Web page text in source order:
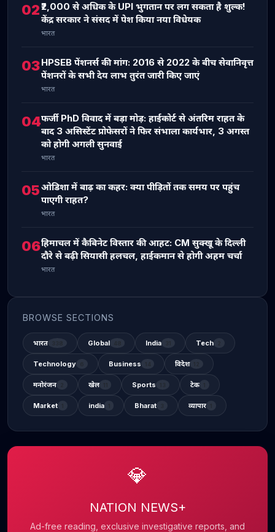
02₹2,000 से अधिक के UPI भुगतान पर लग सकता है शुल्क!
केंद्र सरकार ने संसद में पेश किया नया विधेयक
भारत
03HPSEB पेंशनर्स की मांग: 2016 से 2022 के बीच सेवानिवृत्त
पेंशनरों के सभी देय लाभ तुरंत जारी किए जाएं
भारत
04फर्जी PhD विवाद में बड़ा मोड़: हाईकोर्ट से अंतरिम राहत के
बाद 3 असिस्टेंट प्रोफेसरों ने फिर संभाला कार्यभार, 3 अगस्त
को होगी अगली सुनवाई
भारत
05ओडिशा में बाढ़ का कहर: क्या पीड़ितों तक समय पर पहुंच
पाएगी राहत?
भारत
06हिमाचल में कैबिनेट विस्तार की आहट: CM सुक्खू के दिल्ली
दौरे से बढ़ी सियासी हलचल, हाईकमान से होगी अहम चर्चा
भारत
BROWSE SECTIONS
भारत Global India Tech
Technology Business विदेश
मनोरंजन खेल Sports टेक
Market india Bharat व्यापार
💎
NATION NEWS+
Ad-free reading, exclusive investigative reports, and